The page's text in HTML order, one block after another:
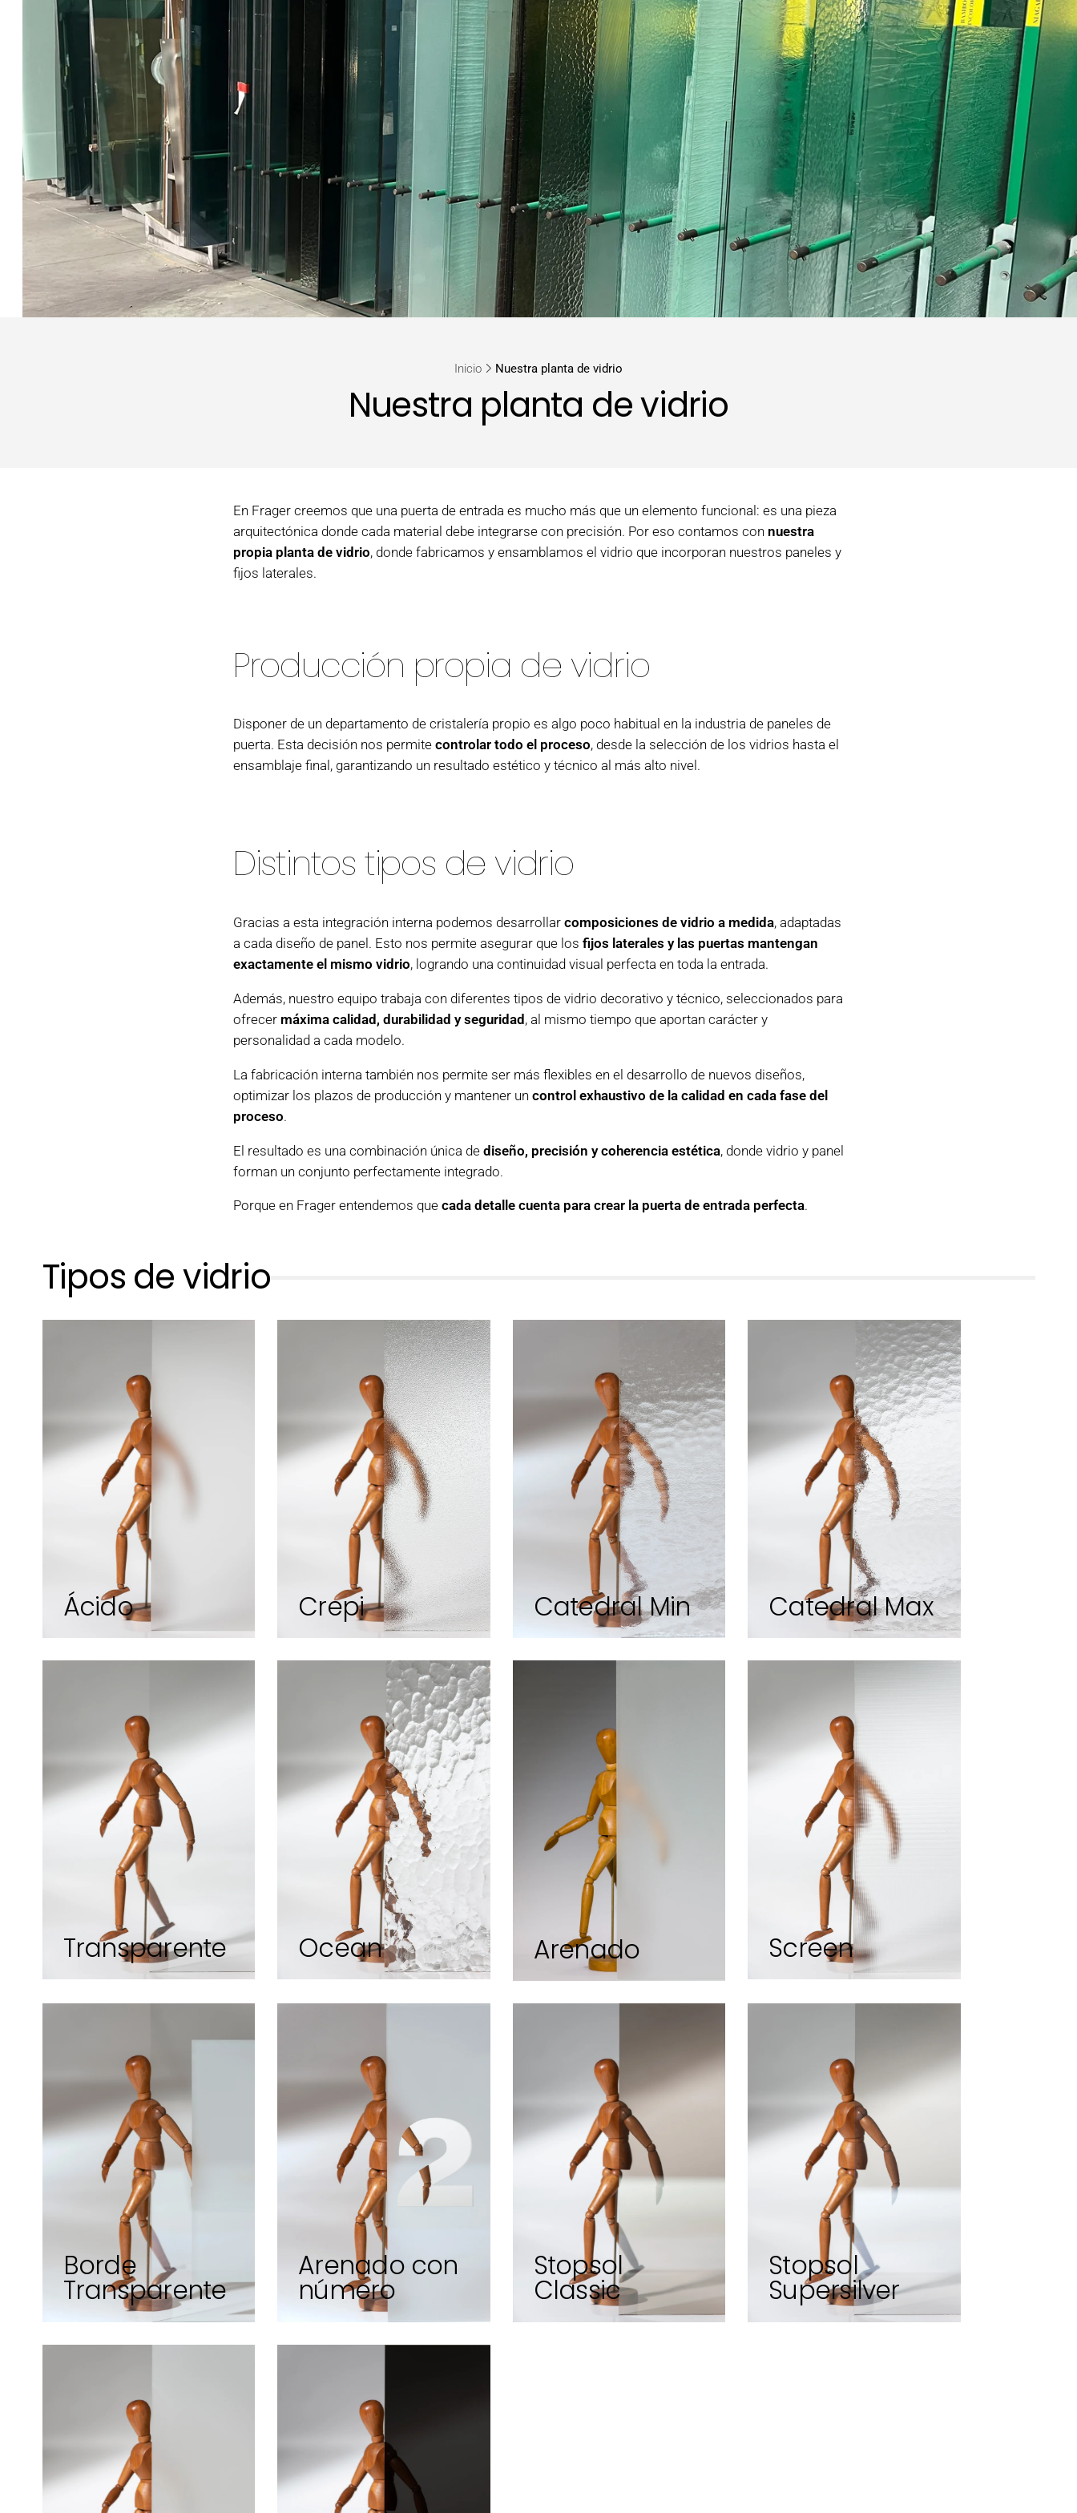
Inicio Nuestra planta de vidrio
Nuestra planta de vidrio
En Frager creemos que una puerta de entrada es mucho más que un elemento funcional: es una pieza
arquitectónica donde cada material debe integrarse con precisión. Por eso contamos con nuestra
propia planta de vidrio, donde fabricamos y ensamblamos el vidrio que incorporan nuestros paneles y
fijos laterales.
Producción propia de vidrio
Disponer de un departamento de cristalería propio es algo poco habitual en la industria de paneles de
puerta. Esta decisión nos permite controlar todo el proceso, desde la selección de los vidrios hasta el
ensamblaje final, garantizando un resultado estético y técnico al más alto nivel.
Distintos tipos de vidrio
Gracias a esta integración interna podemos desarrollar composiciones de vidrio a medida, adaptadas
a cada diseño de panel. Esto nos permite asegurar que los fijos laterales y las puertas mantengan
exactamente el mismo vidrio, logrando una continuidad visual perfecta en toda la entrada.
Además, nuestro equipo trabaja con diferentes tipos de vidrio decorativo y técnico, seleccionados para
ofrecer máxima calidad, durabilidad y seguridad, al mismo tiempo que aportan carácter y
personalidad a cada modelo.
La fabricación interna también nos permite ser más flexibles en el desarrollo de nuevos diseños,
optimizar los plazos de producción y mantener un control exhaustivo de la calidad en cada fase del
proceso.
El resultado es una combinación única de diseño, precisión y coherencia estética, donde vidrio y panel
forman un conjunto perfectamente integrado.
Porque en Frager entendemos que cada detalle cuenta para crear la puerta de entrada perfecta.
Tipos de vidrio
Ácido Crepi Catedral Min Catedral Max
Transparente Ocean Arenado Screen
Borde
Transparente
Arenado con
número
Stopsol
Classic
Stopsol
Supersilver